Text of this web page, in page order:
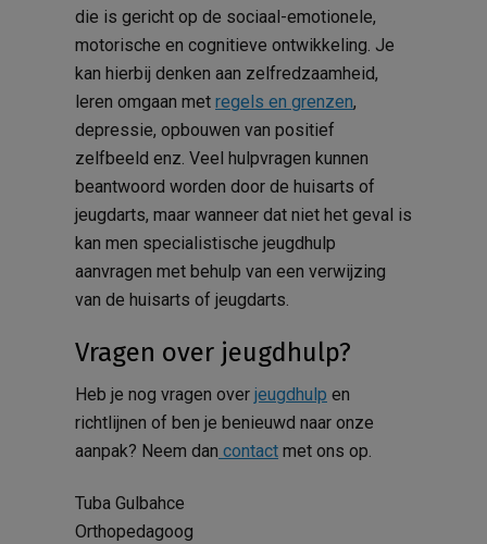
die is gericht op de sociaal-emotionele,
motorische en cognitieve ontwikkeling. Je
kan hierbij denken aan zelfredzaamheid,
leren omgaan met regels en grenzen,
depressie, opbouwen van positief
zelfbeeld enz. Veel hulpvragen kunnen
beantwoord worden door de huisarts of
jeugdarts, maar wanneer dat niet het geval is
kan men specialistische jeugdhulp
aanvragen met behulp van een verwijzing
van de huisarts of jeugdarts.
Vragen over jeugdhulp?
Heb je nog vragen over jeugdhulp en
richtlijnen of ben je benieuwd naar onze
aanpak? Neem dan contact met ons op.
Tuba Gulbahce
Orthopedagoog